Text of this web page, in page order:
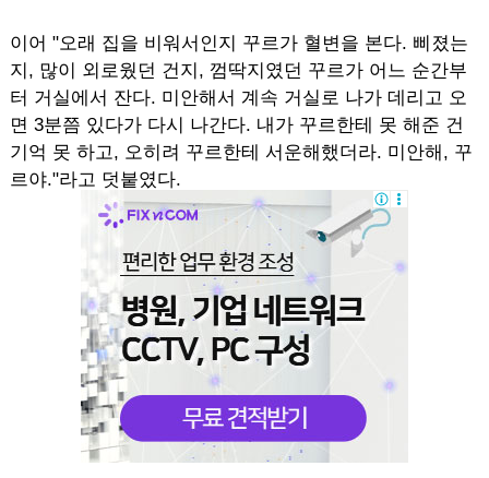
이어 "오래 집을 비워서인지 꾸르가 혈변을 본다. 삐졌는
지, 많이 외로웠던 건지, 껌딱지였던 꾸르가 어느 순간부
터 거실에서 잔다. 미안해서 계속 거실로 나가 데리고 오
면 3분쯤 있다가 다시 나간다. 내가 꾸르한테 못 해준 건
기억 못 하고, 오히려 꾸르한테 서운해했더라. 미안해, 꾸
르야."라고 덧붙였다.